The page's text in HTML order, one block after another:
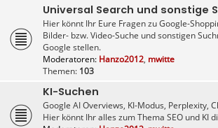
Universal Search und sonstige
Hier könnt Ihr Eure Fragen zu Google-
Bilder- bzw. Video-Suche und sonstigen
Google stellen.
Moderatoren: Hanzo2012, mwitte
Themen: 103
KI-Suchen
Google AI Overviews, KI-Modus, Perplexity,
Hier könnt Ihr alles zum Thema SEO und KI